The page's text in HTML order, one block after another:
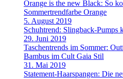
Orange is the new Black: So
Sommertrendfarbe Orange
5. August 2019
Schuhtrend: Slingback-Pumps
29. Juni 2019
Taschentrends im Sommer:
Bambus im Cult Gaia Stil
31. Mai 2019
Statement-Haarspangen: Die